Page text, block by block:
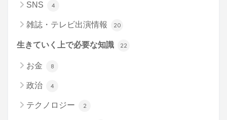
SNS 4
雑誌・テレビ出演情報 20
生きていく上で必要な知識 22
お金 8
政治 4
テクノロジー 2